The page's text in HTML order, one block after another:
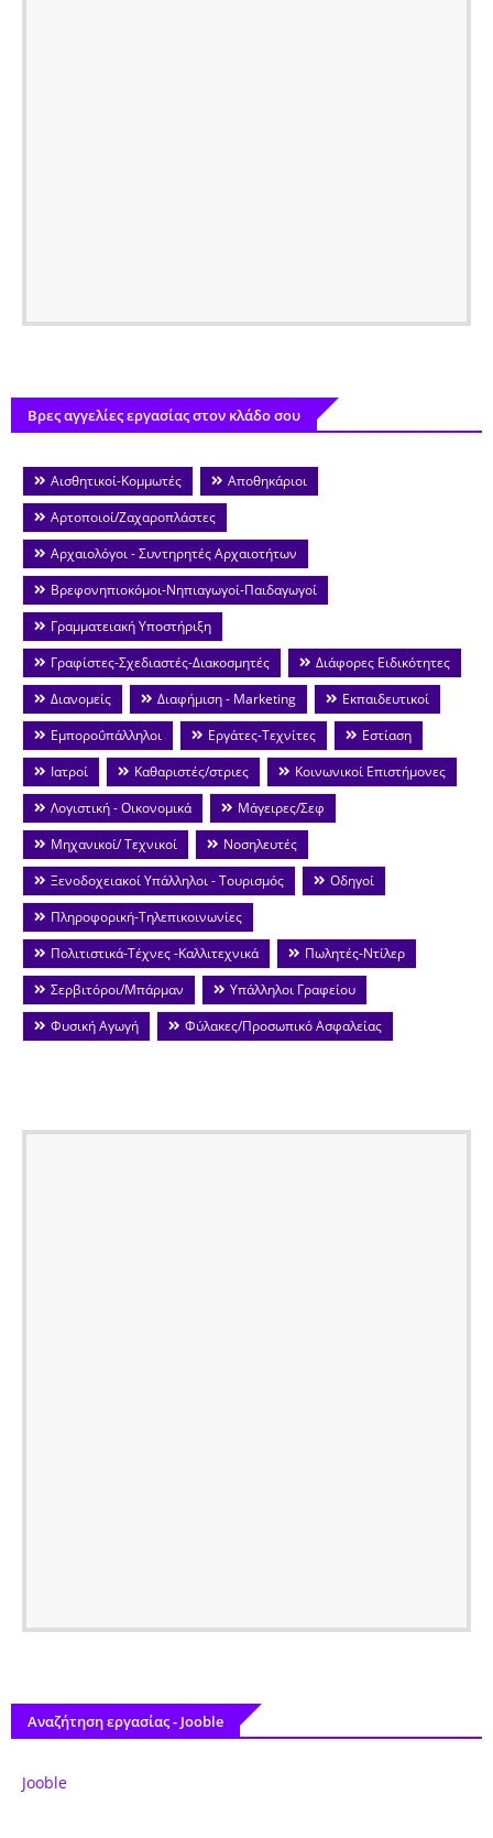
Βρες αγγελίες εργασίας στον κλάδο σου
Αισθητικοί-Κομμωτές
Αποθηκάριοι
Αρτοποιοί/Ζαχαροπλάστες
Αρχαιολόγοι - Συντηρητές Αρχαιοτήτων
Βρεφονηπιοκόμοι-Νηπιαγωγοί-Παιδαγωγοί
Γραμματειακή Υποστήριξη
Γραφίστες-Σχεδιαστές-Διακοσμητές
Διάφορες Ειδικότητες
Διανομείς
Διαφήμιση - Marketing
Εκπαιδευτικοί
Εμποροΰπάλληλοι
Εργάτες-Τεχνίτες
Εστίαση
Ιατροί
Καθαριστές/στριες
Κοινωνικοί Επιστήμονες
Λογιστική - Οικονομικά
Μάγειρες/Σεφ
Μηχανικοί/ Τεχνικοί
Νοσηλευτές
Ξενοδοχειακοί Υπάλληλοι - Τουρισμός
Οδηγοί
Πληροφορική-Τηλεπικοινωνίες
Πολιτιστικά-Τέχνες -Καλλιτεχνικά
Πωλητές-Ντίλερ
Σερβιτόροι/Μπάρμαν
Υπάλληλοι Γραφείου
Φυσική Αγωγή
Φύλακες/Προσωπικό Ασφαλείας
Αναζήτηση εργασίας - Jooble
Jooble